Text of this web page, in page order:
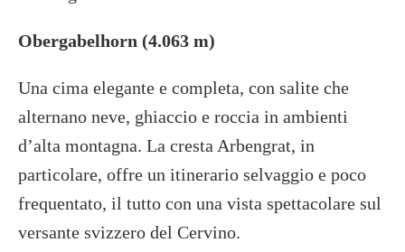
Obergabelhorn (4.063 m)
Una cima elegante e completa, con salite che
alternano neve, ghiaccio e roccia in ambienti
d’alta montagna. La cresta Arbengrat, in
particolare, offre un itinerario selvaggio e poco
frequentato, il tutto con una vista spettacolare sul
versante svizzero del Cervino.